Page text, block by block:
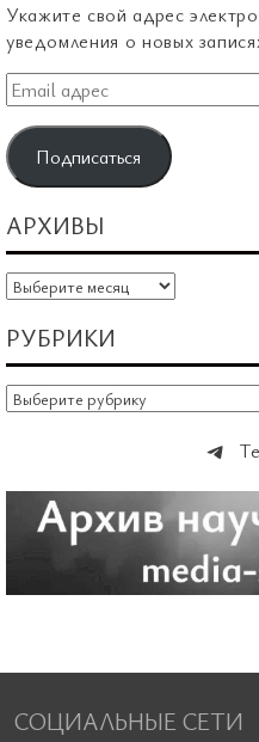
Укажите свой адрес
уведомления о новых
Email
адрес
Подписаться
АРХИВЫ
Архивы
РУБРИКИ
Рубрики
СОЦИАЛЬНЫЕ СЕТИ